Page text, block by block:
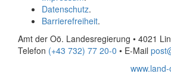
Datenschutz.
Barrierefreiheit.
Amt der Oö. Landesregierung • 4021
Telefon (+43 732) 77 20-0 • E-Mail